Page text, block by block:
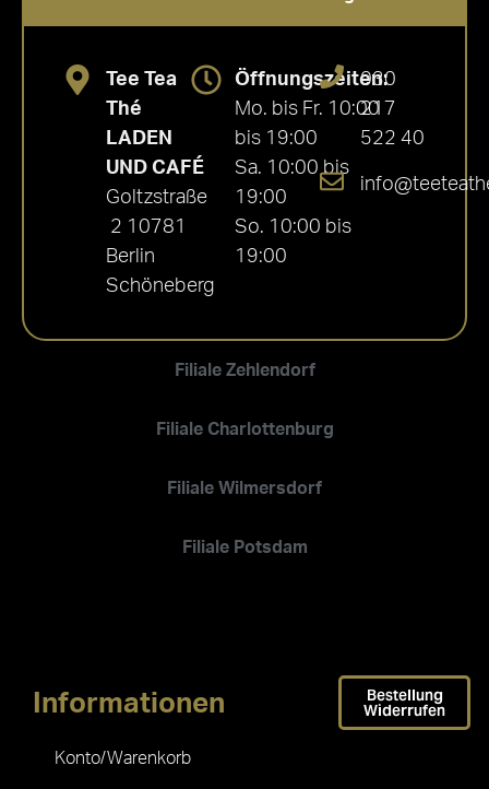
Filiale Zehlendorf
Filiale Charlottenburg
Filiale Wilmersdorf
Filiale Potsdam
Tee Tea
Thé
LADEN
UND CAFÉ
Goltzstraße
2 10781
Berlin
Schöneberg
Öffnungszeiten:
Mo. bis Fr. 10:00
bis 19:00
Sa. 10:00 bis
19:00
So. 10:00 bis
19:00
030
217
522 40
Informationen
Konto/Warenkorb
Bestellung
Widerrufen